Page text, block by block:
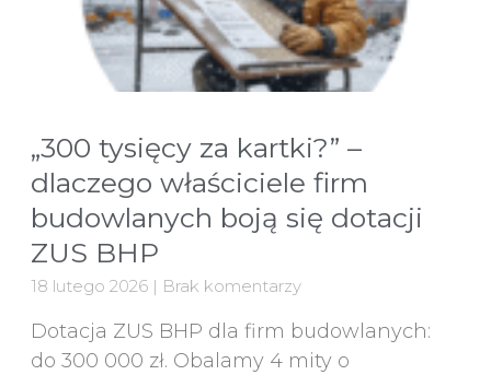
„300 tysięcy za kartki?” –
dlaczego właściciele firm
budowlanych boją się dotacji
ZUS BHP
18 lutego 2026 Brak komentarzy
Dotacja ZUS BHP dla firm budowlanych:
do 300 000 zł. Obalamy 4 mity o